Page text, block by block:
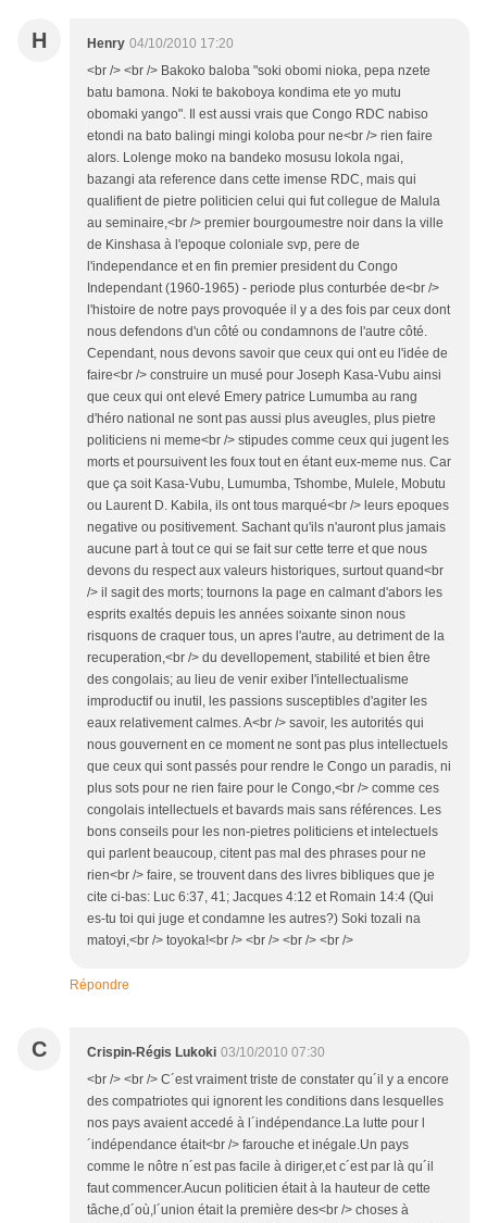
H Henry 04/10/2010 17:20
<br /> <br /> Bakoko baloba "soki obomi nioka, pepa nzete
batu bamona. Noki te bakoboya kondima ete yo mutu
obomaki yango". Il est aussi vrais que Congo RDC nabiso
etondi na bato balingi mingi koloba pour ne<br /> rien faire
alors. Lolenge moko na bandeko mosusu lokola ngai,
bazangi ata reference dans cette imense RDC, mais qui
qualifient de pietre politicien celui qui fut collegue de Malula
au seminaire,<br /> premier bourgoumestre noir dans la ville
de Kinshasa à l'epoque coloniale svp, pere de
l'independance et en fin premier president du Congo
Independant (1960-1965) - periode plus conturbée de<br />
l'histoire de notre pays provoquée il y a des fois par ceux dont
nous defendons d'un côté ou condamnons de l'autre côté.
Cependant, nous devons savoir que ceux qui ont eu l'idée de
faire<br /> construire un musé pour Joseph Kasa-Vubu ainsi
que ceux qui ont elevé Emery patrice Lumumba au rang
d'héro national ne sont pas aussi plus aveugles, plus pietre
politiciens ni meme<br /> stipudes comme ceux qui jugent les
morts et poursuivent les foux tout en étant eux-meme nus. Car
que ça soit Kasa-Vubu, Lumumba, Tshombe, Mulele, Mobutu
ou Laurent D. Kabila, ils ont tous marqué<br /> leurs epoques
negative ou positivement. Sachant qu'ils n'auront plus jamais
aucune part à tout ce qui se fait sur cette terre et que nous
devons du respect aux valeurs historiques, surtout quand<br
/> il sagit des morts; tournons la page en calmant d'abors les
esprits exaltés depuis les années soixante sinon nous
risquons de craquer tous, un apres l'autre, au detriment de la
recuperation,<br /> du devellopement, stabilité et bien être
des congolais; au lieu de venir exiber l'intellectualisme
improductif ou inutil, les passions susceptibles d'agiter les
eaux relativement calmes. A<br /> savoir, les autorités qui
nous gouvernent en ce moment ne sont pas plus intellectuels
que ceux qui sont passés pour rendre le Congo un paradis, ni
plus sots pour ne rien faire pour le Congo,<br /> comme ces
congolais intellectuels et bavards mais sans références. Les
bons conseils pour les non-pietres politiciens et intelectuels
qui parlent beaucoup, citent pas mal des phrases pour ne
rien<br /> faire, se trouvent dans des livres bibliques que je
cite ci-bas: Luc 6:37, 41; Jacques 4:12 et Romain 14:4 (Qui
es-tu toi qui juge et condamne les autres?) Soki tozali na
matoyi,<br /> toyoka!<br /> <br /> <br /> <br />
Répondre
C Crispin-Régis Lukoki 03/10/2010 07:30
<br /> <br /> C´est vraiment triste de constater qu´il y a encore
des compatriotes qui ignorent les conditions dans lesquelles
nos pays avaient accedé à l´indépendance.La lutte pour l
´indépendance était<br /> farouche et inégale.Un pays
comme le nôtre n´est pas facile à diriger,et c´est par là qu´il
faut commencer.Aucun politicien était à la hauteur de cette
tâche,d´où,l´union était la première des<br /> choses à